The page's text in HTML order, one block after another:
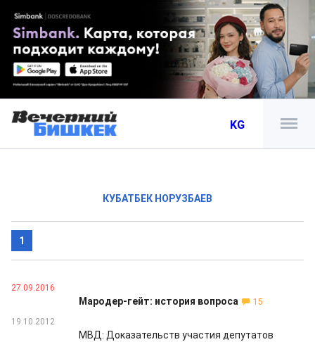
KG
КУБАТБЕК НОРУЗБАЕВ
1
27.09.2016
Мародер-гейт: история вопроса
15
19.10.2012
МВД: Доказательств участия депутатов